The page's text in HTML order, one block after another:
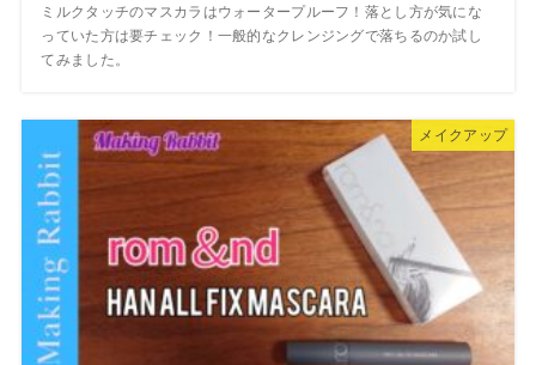
ミルクタッチのマスカラはウォータープルーフ！落とし方が気にな
っていた方は要チェック！一般的なクレンジングで落ちるのか試し
てみました。
メイクアップ